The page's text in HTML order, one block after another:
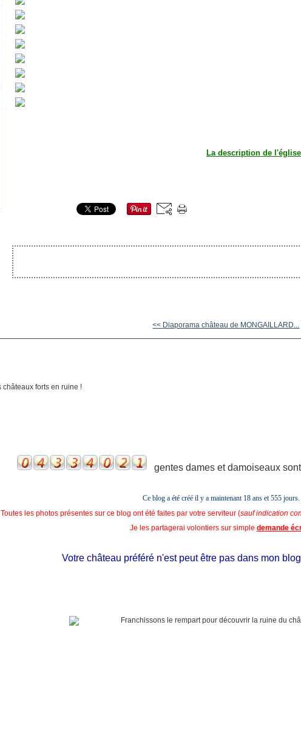
La description de
<< Diaporama château de MONGAILLARD...
gentes dames et damoiseaux
Ce blog a été créé il y a maintenant 18 ans et555 jours.
Toutes les photos présentes sur ce blog ont été faites par votre serviteur (sauf indication
Je les partagerai volontiers sur simple demande
Votre château préféré n'est peut être pas dans mon